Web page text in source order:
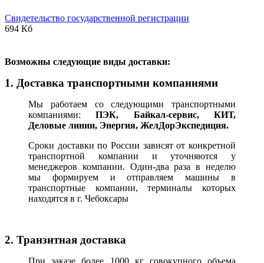
Свидетельство государственной регистрации
694 Кб
Возможны следующие виды доставки:
1. Доставка транспортными компаниями
Мы работаем со следующими транспортными
компаниями:ПЭК, Байкал-сервис, КИТ,
Деловые линии, Энергия, ЖелДорЭкспедиция.
Сроки доставки по России зависят от конкретной
транспортной компании и уточняются у
менеджеров компании. Один-два раза в неделю
мы формируем и отправляем машины в
транспортные компании, терминалы которых
находятся в г. Чебоксары
2. Транзитная доставка
При заказе более 1000 кг совокупного объема